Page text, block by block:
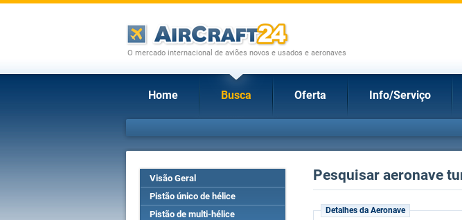
O mercado internacional de aviões novos e usados e aeronaves
Home Busca Oferta Info/Serviço
Visão Geral
Pistão único de hélice
Pistão de multi-hélice
Pesquisar aeronave
Detalhes da Aeronave